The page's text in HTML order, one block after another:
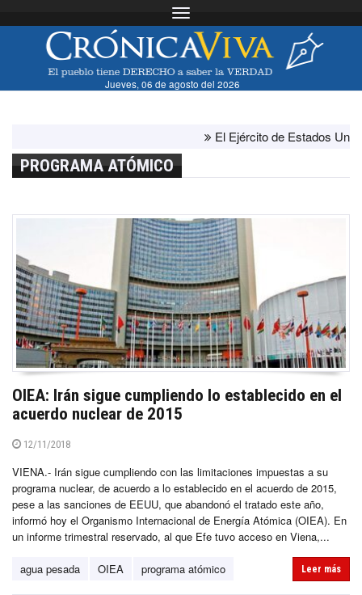
Toggle navigation
Jueves, 06 de agosto del 2026
El Ejército de Estados Unidos
PROGRAMA ATÓMICO
OIEA: Irán sigue cumpliendo lo establecido en el
acuerdo nuclear de 2015
12/11/2018
VIENA.- Irán sigue cumpliendo con las limitaciones impuestas a su
programa nuclear, de acuerdo a lo establecido en el acuerdo de 2015,
pese a las sanciones de EEUU, que abandonó el tratado este año,
informó hoy el Organismo Internacional de Energía Atómica (OIEA). En
un informe trimestral reservado, al que Efe tuvo acceso en Viena,...
agua pesada OIEA programa atómico Leer más